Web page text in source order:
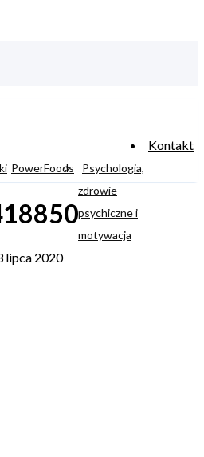
PowerFoods
Psychologia,
zdrowie
psychiczne i
motywacja
Kontakt
lipca 2020